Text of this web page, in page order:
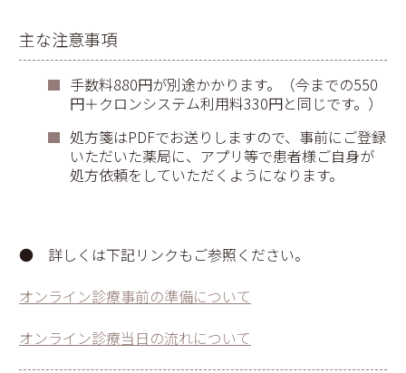
主な注意事項
手数料880円が別途かかります。（今までの550
円＋クロンシステム利用料330円と同じです。）
処方箋はPDFでお送りしますので、事前にご登録
いただいた薬局に、アプリ等で患者様ご自身が
処方依頼をしていただくようになります。
● 詳しくは下記リンクもご参照ください。
オンライン診療事前の準備について
オンライン診療当日の流れについて